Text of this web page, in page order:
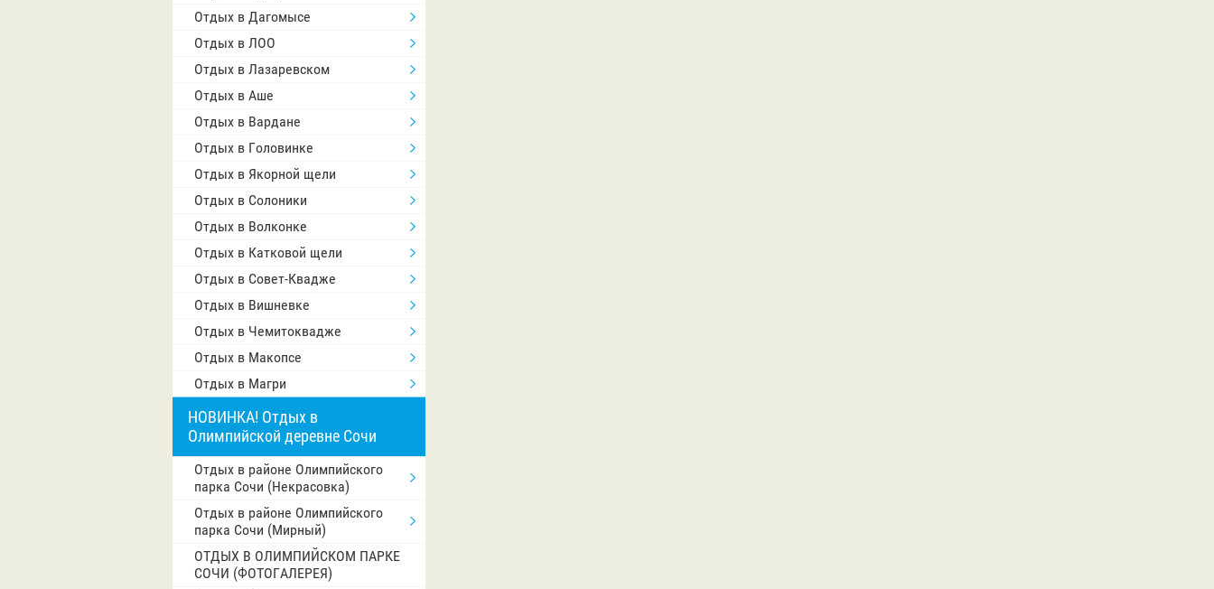
Отдых в Дагомысе
Отдых в ЛОО
Отдых в Лазаревском
Отдых в Аше
Отдых в Вардане
Отдых в Головинке
Отдых в Якорной щели
Отдых в Солоники
Отдых в Волконке
Отдых в Катковой щели
Отдых в Совет-Квадже
Отдых в Вишневке
Отдых в Чемитоквадже
Отдых в Макопсе
Отдых в Магри
НОВИНКА! Отдых в
Олимпийской деревне Сочи
Отдых в районе Олимпийского
парка Сочи (Некрасовка)
Отдых в районе Олимпийского
парка Сочи (Мирный)
ОТДЫХ В ОЛИМПИЙСКОМ ПАРКЕ
СОЧИ (ФОТОГАЛЕРЕЯ)